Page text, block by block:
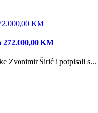
KM
Zvonimir Širić i potpisali s...